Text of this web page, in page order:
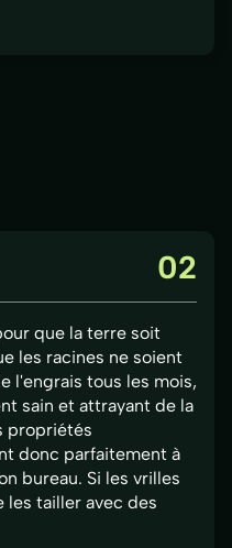
que la terre soit
les racines ne soient
l'engrais tous les mois,
sain et attrayant de la
propriétés
donc parfaitement à
bureau. Si les vrilles
tailler avec des
02